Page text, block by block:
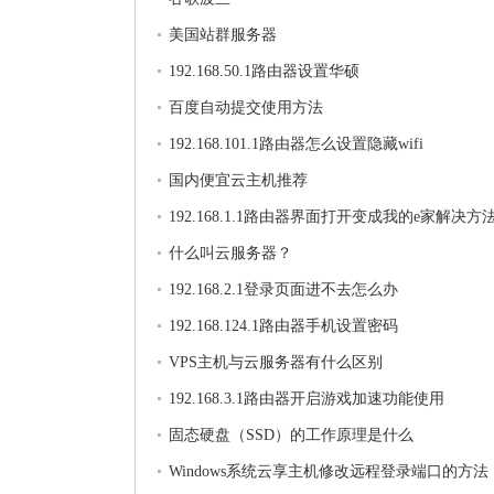
美国站群服务器
192.168.50.1路由器设置华硕
百度自动提交使用方法
192.168.101.1路由器怎么设置隐藏wifi
国内便宜云主机推荐
192.168.1.1路由器界面打开变成我的e家解决方
什么叫云服务器？
192.168.2.1登录页面进不去怎么办
192.168.124.1路由器手机设置密码
VPS主机与云服务器有什么区别
192.168.3.1路由器开启游戏加速功能使用
固态硬盘（SSD）的工作原理是什么
Windows系统云享主机修改远程登录端口的方法